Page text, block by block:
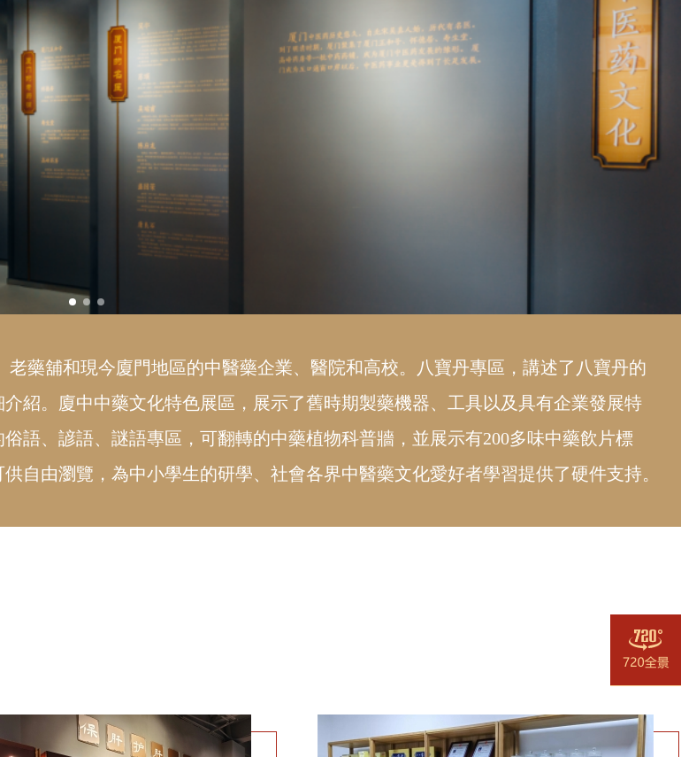
藥舖和現今廈門地區的中醫藥企業、醫院和高校。八寶丹專區，講述了八寶丹的
紹。廈中中藥文化特色展區，展示了舊時期製藥機器、工具以及具有企業發展特
語、諺語、謎語專區，可翻轉的中藥植物科普牆，並展示有200多味中藥飲片標
自由瀏覽，為中小學生的研學、社會各界中醫藥文化愛好者學習提供了硬件支持。